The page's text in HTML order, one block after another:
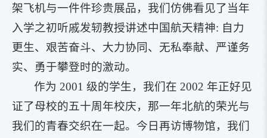
架飞机与一件件珍贵展品，我们仿佛看见了当年
入学之初听戚发轫教授讲述中国航天精神: 自力
更生、艰苦奋斗、大力协同、无私奉献、严谨务
实、勇于攀登时的激动。
作为 2001 级的学生，我们在 2002 年正好见
证了母校的五十周年校庆，那一年北航的荣光与
我们的青春交织在一起。今日再访博物馆，我们